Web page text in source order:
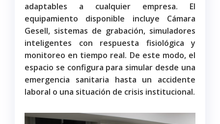
adaptables a cualquier empresa. El
equipamiento disponible incluye Cámara
Gesell, sistemas de grabación, simuladores
inteligentes con respuesta fisiológica y
monitoreo en tiempo real. De este modo, el
espacio se configura para simular desde una
emergencia sanitaria hasta un accidente
laboral o una situación de crisis institucional.